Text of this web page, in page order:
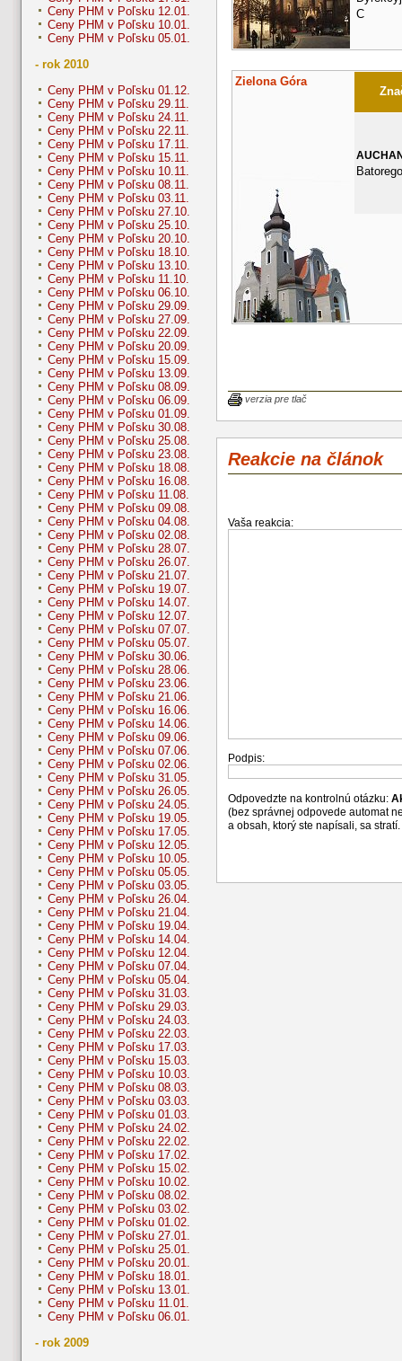
Ceny PHM v Poľsku 12.01.
Ceny PHM v Poľsku 10.01.
Ceny PHM v Poľsku 05.01.
- rok 2010
Ceny PHM v Poľsku 01.12.
Ceny PHM v Poľsku 29.11.
Ceny PHM v Poľsku 24.11.
Ceny PHM v Poľsku 22.11.
Ceny PHM v Poľsku 17.11.
Ceny PHM v Poľsku 15.11.
Ceny PHM v Poľsku 10.11.
Ceny PHM v Poľsku 08.11.
Ceny PHM v Poľsku 03.11.
Ceny PHM v Poľsku 27.10.
Ceny PHM v Poľsku 25.10.
Ceny PHM v Poľsku 20.10.
Ceny PHM v Poľsku 18.10.
Ceny PHM v Poľsku 13.10.
Ceny PHM v Poľsku 11.10.
Ceny PHM v Poľsku 06.10.
Ceny PHM v Poľsku 29.09.
Ceny PHM v Poľsku 27.09.
Ceny PHM v Poľsku 22.09.
Ceny PHM v Poľsku 20.09.
Ceny PHM v Poľsku 15.09.
Ceny PHM v Poľsku 13.09.
Ceny PHM v Poľsku 08.09.
Ceny PHM v Poľsku 06.09.
Ceny PHM v Poľsku 01.09.
Ceny PHM v Poľsku 30.08.
Ceny PHM v Poľsku 25.08.
Ceny PHM v Poľsku 23.08.
Ceny PHM v Poľsku 18.08.
Ceny PHM v Poľsku 16.08.
Ceny PHM v Poľsku 11.08.
Ceny PHM v Poľsku 09.08.
Ceny PHM v Poľsku 04.08.
Ceny PHM v Poľsku 02.08.
Ceny PHM v Poľsku 28.07.
Ceny PHM v Poľsku 26.07.
Ceny PHM v Poľsku 21.07.
Ceny PHM v Poľsku 19.07.
Ceny PHM v Poľsku 14.07.
Ceny PHM v Poľsku 12.07.
Ceny PHM v Poľsku 07.07.
Ceny PHM v Poľsku 05.07.
Ceny PHM v Poľsku 30.06.
Ceny PHM v Poľsku 28.06.
Ceny PHM v Poľsku 23.06.
Ceny PHM v Poľsku 21.06.
Ceny PHM v Poľsku 16.06.
Ceny PHM v Poľsku 14.06.
Ceny PHM v Poľsku 09.06.
Ceny PHM v Poľsku 07.06.
Ceny PHM v Poľsku 02.06.
Ceny PHM v Poľsku 31.05.
Ceny PHM v Poľsku 26.05.
Ceny PHM v Poľsku 24.05.
Ceny PHM v Poľsku 19.05.
Ceny PHM v Poľsku 17.05.
Ceny PHM v Poľsku 12.05.
Ceny PHM v Poľsku 10.05.
Ceny PHM v Poľsku 05.05.
Ceny PHM v Poľsku 03.05.
Ceny PHM v Poľsku 26.04.
Ceny PHM v Poľsku 21.04.
Ceny PHM v Poľsku 19.04.
Ceny PHM v Poľsku 14.04.
Ceny PHM v Poľsku 12.04.
Ceny PHM v Poľsku 07.04.
Ceny PHM v Poľsku 05.04.
Ceny PHM v Poľsku 31.03.
Ceny PHM v Poľsku 29.03.
Ceny PHM v Poľsku 24.03.
Ceny PHM v Poľsku 22.03.
Ceny PHM v Poľsku 17.03.
Ceny PHM v Poľsku 15.03.
Ceny PHM v Poľsku 10.03.
Ceny PHM v Poľsku 08.03.
Ceny PHM v Poľsku 03.03.
Ceny PHM v Poľsku 01.03.
Ceny PHM v Poľsku 24.02.
Ceny PHM v Poľsku 22.02.
Ceny PHM v Poľsku 17.02.
Ceny PHM v Poľsku 15.02.
Ceny PHM v Poľsku 10.02.
Ceny PHM v Poľsku 08.02.
Ceny PHM v Poľsku 03.02.
Ceny PHM v Poľsku 01.02.
Ceny PHM v Poľsku 27.01.
Ceny PHM v Poľsku 25.01.
Ceny PHM v Poľsku 20.01.
Ceny PHM v Poľsku 18.01.
Ceny PHM v Poľsku 13.01.
Ceny PHM v Poľsku 11.01.
Ceny PHM v Poľsku 06.01.
- rok 2009
C
Zielona Góra
verzia pre tlač
Reakcie na článok
Vaša reakcia:
Podpis:
Odpovedzte na kontrolnú otázku:
(bez správnej odpovede automat
a obsah, ktorý ste napísali, sa